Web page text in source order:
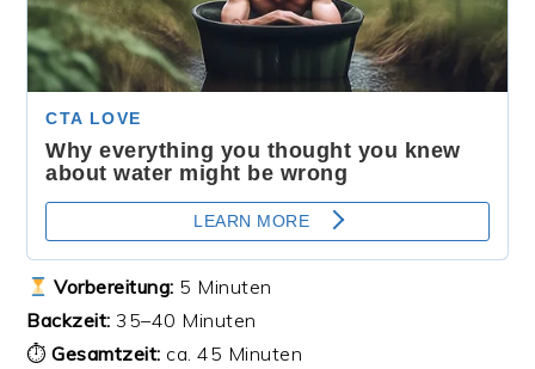
Vorbereitung: 5 Minuten
Backzeit: 35–40 Minuten
⏱Gesamtzeit: ca. 45 Minuten